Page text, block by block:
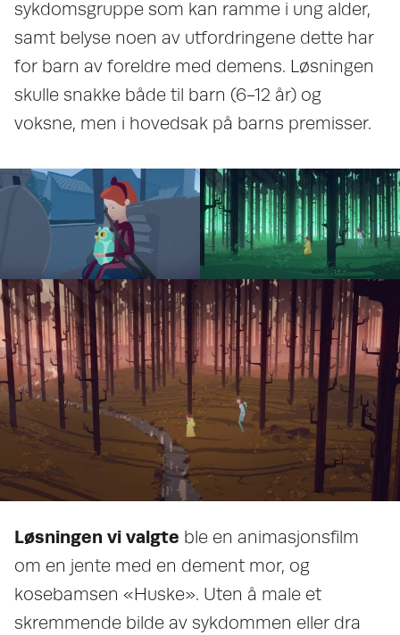
sykdomsgruppe som kan ramme i ung alder,
samt belyse noen av utfordringene dette har
for barn av foreldre med demens. Løsningen
skulle snakke både til barn (6-12 år) og
voksne, men i hovedsak på barns premisser.
Løsningen vi valgte ble en animasjonsfilm
om en jente med en dement mor, og
kosebamsen «Huske». Uten å male et
skremmende bilde av sykdommen eller dra